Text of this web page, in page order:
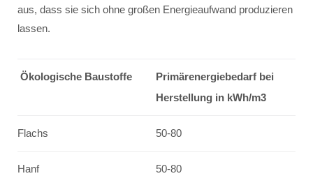
aus, dass sie sich ohne großen Energieaufwand produzieren
lassen.
Ökologische Baustoffe
Primärenergiebedarf bei
Herstellung in kWh/m3
Flachs 50-80
Hanf 50-80